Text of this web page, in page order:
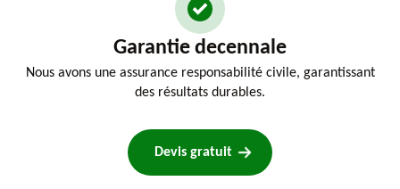
Garantie decennale
Nous avons une assurance responsabilité civile, garantissant
des résultats durables.
Devis gratuit